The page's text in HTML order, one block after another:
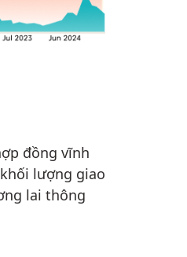
đồng vĩnh
lượng giao
lai thông